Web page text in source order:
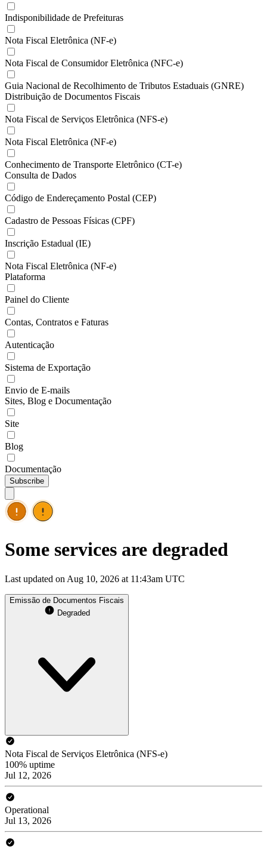
Indisponibilidade de Prefeituras
Nota Fiscal Eletrônica (NF-e)
Nota Fiscal de Consumidor Eletrônica (NFC-e)
Guia Nacional de Recolhimento de Tributos Estaduais (GNRE)
Distribuição de Documentos Fiscais
Nota Fiscal de Serviços Eletrônica (NFS-e)
Nota Fiscal Eletrônica (NF-e)
Conhecimento de Transporte Eletrônico (CT-e)
Consulta de Dados
Código de Endereçamento Postal (CEP)
Cadastro de Pessoas Físicas (CPF)
Inscrição Estadual (IE)
Nota Fiscal Eletrônica (NF-e)
Plataforma
Painel do Cliente
Contas, Contratos e Faturas
Autenticação
Sistema de Exportação
Envio de E-mails
Sites, Blog e Documentação
Site
Blog
Documentação
Subscribe
Some services are degraded
Last updated on Aug 10, 2026 at 11:43am UTC
Emissão de Documentos Fiscais
Degraded
Nota Fiscal de Serviços Eletrônica (NFS-e)
100% uptime
Jul 12, 2026
Operational
Jul 13, 2026